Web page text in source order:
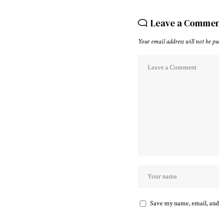
Leave a
Your email address will not be
Save my name, email,